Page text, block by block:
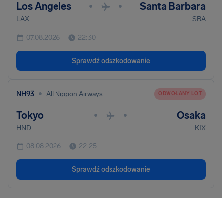
Los Angeles • • Santa Barbara
LAX SBA
07.08.2026 22:30
Sprawdź odszkodowanie
NH93 • All Nippon Airways ODWOŁANY LOT
Tokyo • • Osaka
HND KIX
08.08.2026 22:25
Sprawdź odszkodowanie